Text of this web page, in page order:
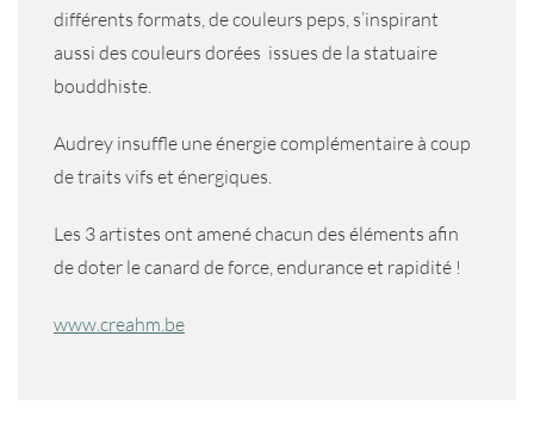
différents formats, de couleurs peps, s’inspirant
aussi des couleurs dorées issues de la statuaire
bouddhiste.
Audrey insuffle une énergie complémentaire à coup
de traits vifs et énergiques.
Les 3 artistes ont amené chacun des éléments afin
de doter le canard de force, endurance et rapidité !
www.creahm.be